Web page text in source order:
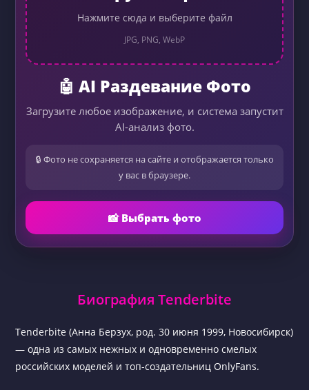
Нажмите сюда и выберите файл
JPG, PNG, WebP
🤖 AI Раздевание Фото
Загрузите любое изображение, и система запустит
AI-анализ фото.
🔒 Фото не сохраняется на сайте и отображается только
у вас в браузере.
📸 Выбрать фото
Биография Tenderbite
Tenderbite (Анна Берзух, род. 30 июня 1999, Новосибирск)
— одна из самых нежных и одновременно смелых
российских моделей и топ-создательниц OnlyFans.